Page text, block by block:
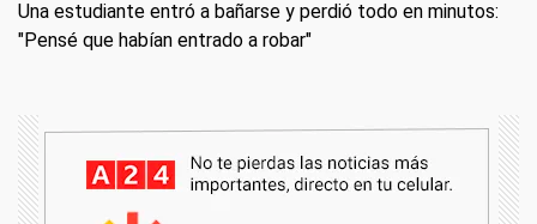
Una estudiante entró a bañarse y perdió todo en minutos:
"Pensé que habían entrado a robar"